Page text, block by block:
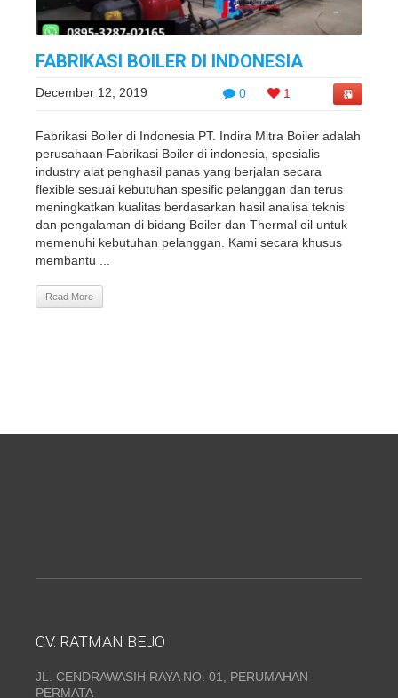
FABRIKASI BOILER DI INDONESIA
0 1
December 12, 2019
Fabrikasi Boiler di Indonesia PT. Indira Mitra Boiler adalah
perusahaan Fabrikasi Boiler di indonesia, spesialis
industry alat penghasil panas yang berjalan secara
flexible sesuai kebutuhan spesific pelanggan dan terus
meningkatkan kualitas berdasarkan hasil analisa teknis
dan pengalaman di bidang Boiler dan Thermal oil untuk
memenuhi kebutuhan pelanggan. Kami secara khusus
membantu ...
Read More
CV. RATMAN BEJO
JL. CENDRAWASIH RAYA NO. 01, PERUMAHAN
PERMATA